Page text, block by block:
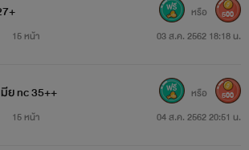
มนวล มือใหญ่ที่กำข้อมือเล็กรวบตรึงไว้
ออกมากดไหล่มนให้อยู่นิ่งแล้วปากหนาก็ทำ
27+
15 หน้า 03 ส.ค. 2562 18:18 น.
หรือ 500
ย nc 35++
15 หน้า 04 ส.ค. 2562 20:51 น.
หรือ 500